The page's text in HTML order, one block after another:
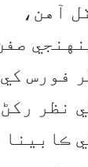
آهن،
فورس کي
نظر
ڪابينا